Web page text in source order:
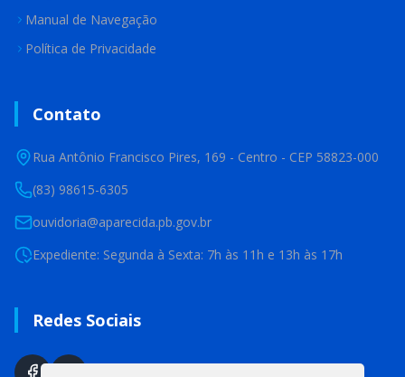
Manual de Navegação
Política de Privacidade
Contato
Rua Antônio Francisco Pires, 169 - Centro - CEP 58823-000
(83) 98615-6305
ouvidoria@aparecida.pb.gov.br
Expediente: Segunda à Sexta: 7h às 11h e 13h às 17h
Redes Sociais